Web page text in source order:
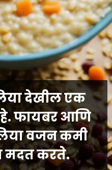
देखील एक
फायबर आणि
वजन कमी
मदत करते.